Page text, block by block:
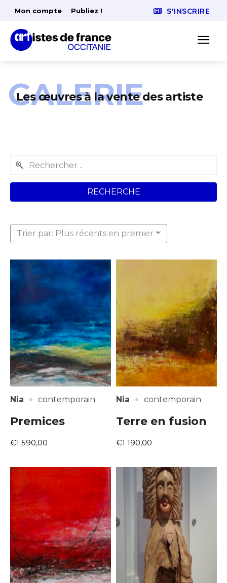
Mon compte Publiez ! S'INSCRIRE
Les œuvres à la vente des artiste
GALERIE
RECHERCHE
Trier par: Plus récents en premier
Nia · contemporain
Premices
€1 590,00
Nia · contemporain
Terre en fusion
€1 190,00